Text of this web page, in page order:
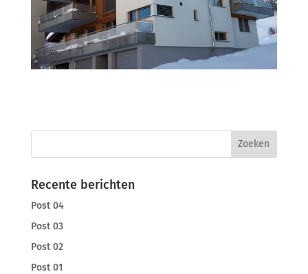
Recente berichten
Post 04
Post 03
Post 02
Post 01